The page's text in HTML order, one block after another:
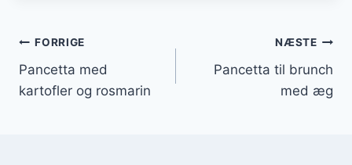
Indlægsnavigation
FORRIGE
Pancetta med
kartofler og rosmarin
NÆSTE
Pancetta til brunch
med æg